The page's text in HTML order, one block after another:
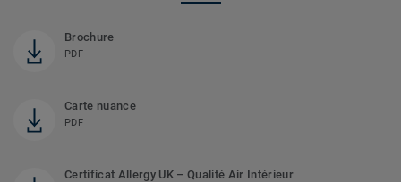
Brochure
PDF
Carte nuance
PDF
Certificat Allergy UK – Qualité Air Intérieur